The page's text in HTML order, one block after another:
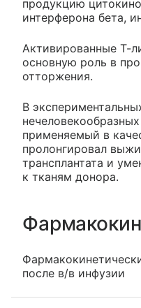
продукцию
интерферона бета,
Активированные Т-
основную роль в
отторжения.
В
применяемый в
пролонгировал
трансплантата и
к тканям донора.
после в/в инфузии